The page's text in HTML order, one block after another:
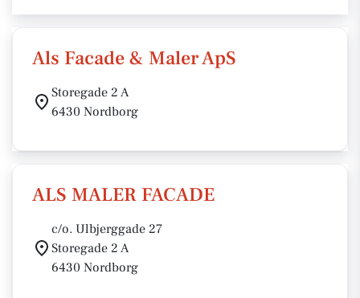
Als Facade & Maler ApS
Storegade 2 A
6430 Nordborg
ALS MALER FACADE
c/o. Ulbjerggade 27
Storegade 2 A
6430 Nordborg